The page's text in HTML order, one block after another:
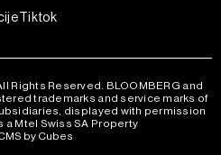
Tiktok
Rights Reserved. BLOOMBERG and
trademarks and service marks of
displayed with permission
a Mtel Swiss SA Property
by Cubes